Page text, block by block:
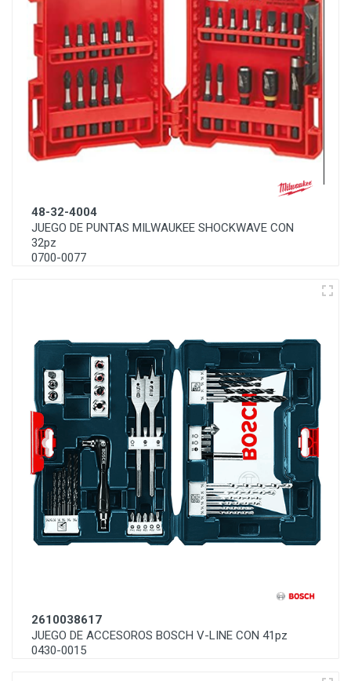
48-32-4004
JUEGO DE PUNTAS MILWAUKEE SHOCKWAVE CON
32pz
0700-0077
2610038617
JUEGO DE ACCESOROS BOSCH V-LINE CON 41pz
0430-0015